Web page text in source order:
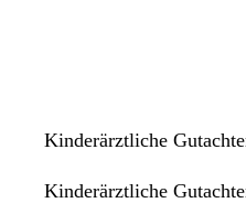
Kinderärztliche
Kinderärztliche